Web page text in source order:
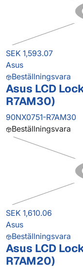
SEK 1,593.07
Asus
Beställningsvara
Asus LCD
R7AM30)
90NX0751-R7AM30
Beställningsvara
SEK 1,610.06
Asus
Beställningsvara
Asus LCD
R7AM20)